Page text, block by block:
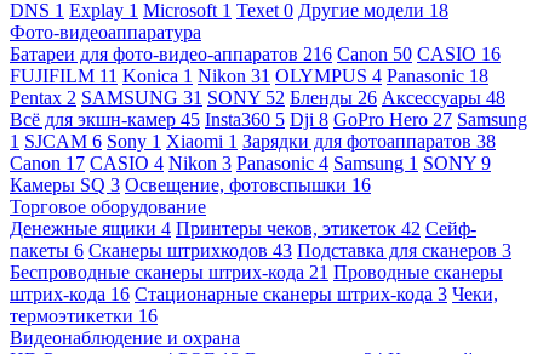
DNS 1 Explay 1 Microsoft 1 Texet 0 Другие модели 18
Фото-видеоаппаратура
Батареи для фото-видео-аппаратов 216 Canon 50 CASIO 16
FUJIFILM 11 Konica 1 Nikon 31 OLYMPUS 4 Panasonic 18
Pentax 2 SAMSUNG 31 SONY 52 Бленды 26 Аксессуары 48
Всё для экшн-камер 45 Insta360 5 Dji 8 GoPro Hero 27 Samsung
1 SJCAM 6 Sony 1 Xiaomi 1 Зарядки для фотоаппаратов 38
Canon 17 CASIO 4 Nikon 3 Panasonic 4 Samsung 1 SONY 9
Камеры SQ 3 Освещение, фотовспышки 16
Торговое оборудование
Денежные ящики 4 Принтеры чеков, этикеток 42 Сейф-
пакеты 6 Сканеры штрихкодов 43 Подставка для сканеров 3
Беспроводные сканеры штрих-кода 21 Проводные сканеры
штрих-кода 16 Стационарные сканеры штрих-кода 3 Чеки,
термоэтикетки 16
Видеонаблюдение и охрана